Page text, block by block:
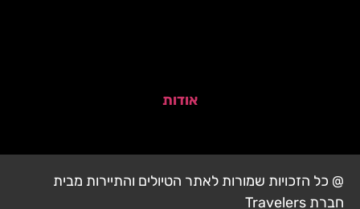
אודות
@ כל הזכויות שמורות לאתר הטיולים והתיירות מבית
חברת Travelers